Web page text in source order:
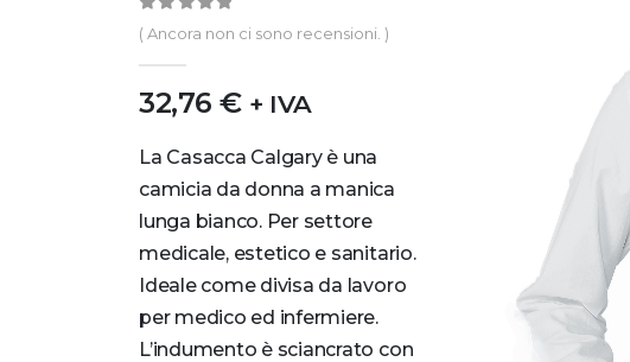
0out of 5
( Ancora non ci sono recensioni. )
32,76€ + IVA
La Casacca Calgary è una
camicia da donna a manica
lunga bianco. Per settore
medicale, estetico e sanitario.
Ideale come divisa da lavoro
per medico ed infermiere.
L’indumento è sciancrato con